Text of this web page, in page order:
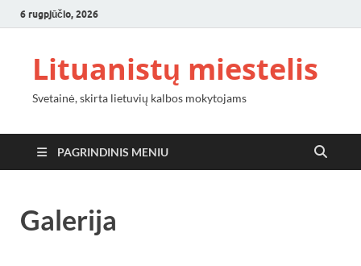
6 rugpjūčio, 2026
Lituanistų miestelis
Svetainė, skirta lietuvių kalbos mokytojams
PAGRINDINIS MENIU
Galerija